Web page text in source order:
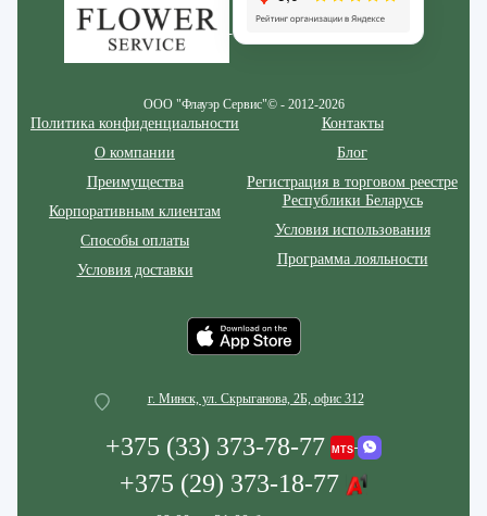
ООО "Флауэр Сервис"© - 2012-2026
Политика конфиденциальности
О компании
Преимущества
Корпоративным клиентам
Способы оплаты
Условия доставки
Контакты
Блог
Регистрация в торговом реестре
Республики Беларусь
Условия использования
Программа лояльности
г. Минск, ул. Скрыганова, 2Б, офис 312
+375 (33) 373-78-77
+375 (29) 373-18-77